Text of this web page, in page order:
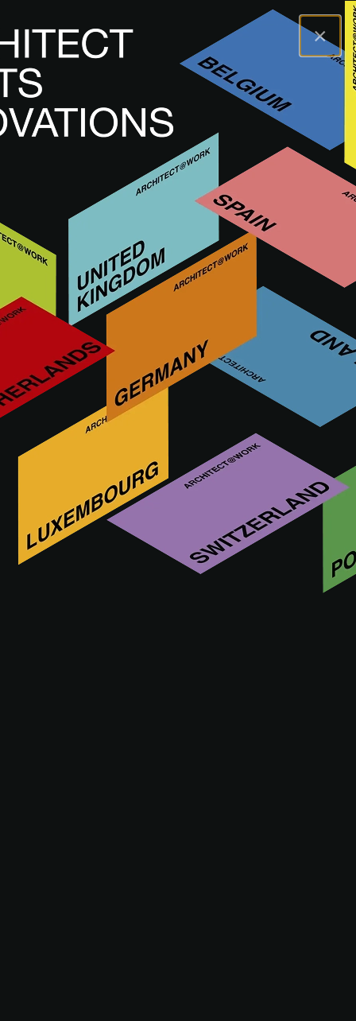
×
A@WX Marken SIMES
Simes ist ein italienisches Unternehmen, spezialisiert auf
architektonische Außenbeleuchtung. Es entwickelt
Lösungen für Fassaden, Landschaften und urbane Räume.
Mit Sitz in Norditalien erfolgen Bearbeitung, Montage und